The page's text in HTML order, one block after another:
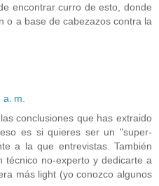
encontrar curro de esto, donde
o a base de cabezazos contra la
m.
conclusiones que has extraido
es si quieres ser un "super-
a la que entrevistas. También
técnico no-experto y dedicarte a
más light (yo conozco algunos